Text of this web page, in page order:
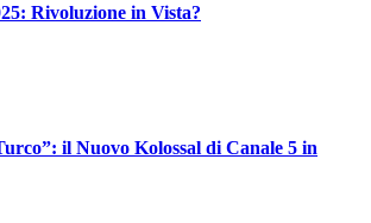
Rivoluzione in Vista?
il Nuovo Kolossal di Canale 5 in